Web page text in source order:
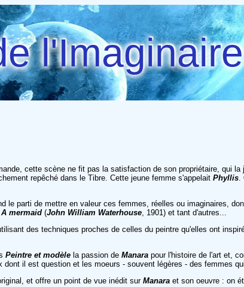
l'Imaginaire
cette scène ne fit pas la satisfaction de son propriétaire, qui
repêché dans le Tibre. Cette jeune femme s'appelait Phyllis
le parti de mettre en valeur ces femmes, réelles ou imaginaires,
A mermaid (John William Waterhouse , 1901) et tant d'autres...
des techniques proches de celles du peintre qu'elles ont
Peintre et modèle la passion de Manara pour l'histoire de l'art et,
il est question et les moeurs - souvent légères - des femmes
et offre un point de vue inédit sur Manara et son oeuvre : on